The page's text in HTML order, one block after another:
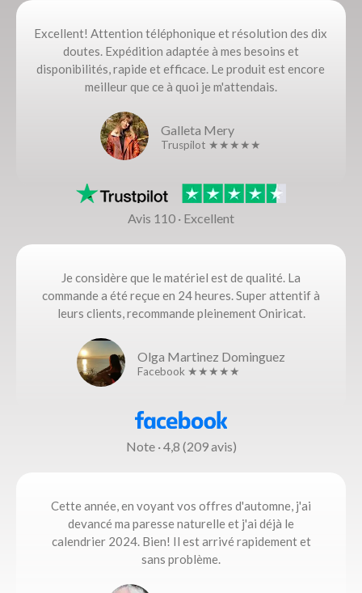
Excellent! Attention téléphonique et résolution des dix
doutes. Expédition adaptée à mes besoins et
disponibilités, rapide et efficace. Le produit est encore
meilleur que ce à quoi je m'attendais.
Galleta Mery
Truspilot ★★★★★
Avis 110 · Excellent
Je considère que le matériel est de qualité. La
commande a été reçue en 24 heures. Super attentif à
leurs clients, recommande pleinement Oniricat.
Olga Martinez Dominguez
Facebook ★★★★★
Note · 4,8 (209 avis)
Cette année, en voyant vos offres d'automne, j'ai
devancé ma paresse naturelle et j'ai déjà le
calendrier 2024. Bien! Il est arrivé rapidement et
sans problème.